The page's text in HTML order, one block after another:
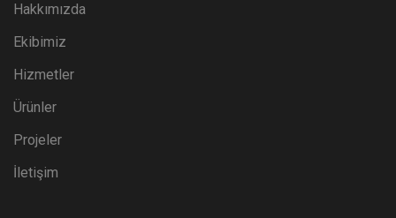
Hakkımızda
Ekibimiz
Hizmetler
Ürünler
Projeler
İletişim